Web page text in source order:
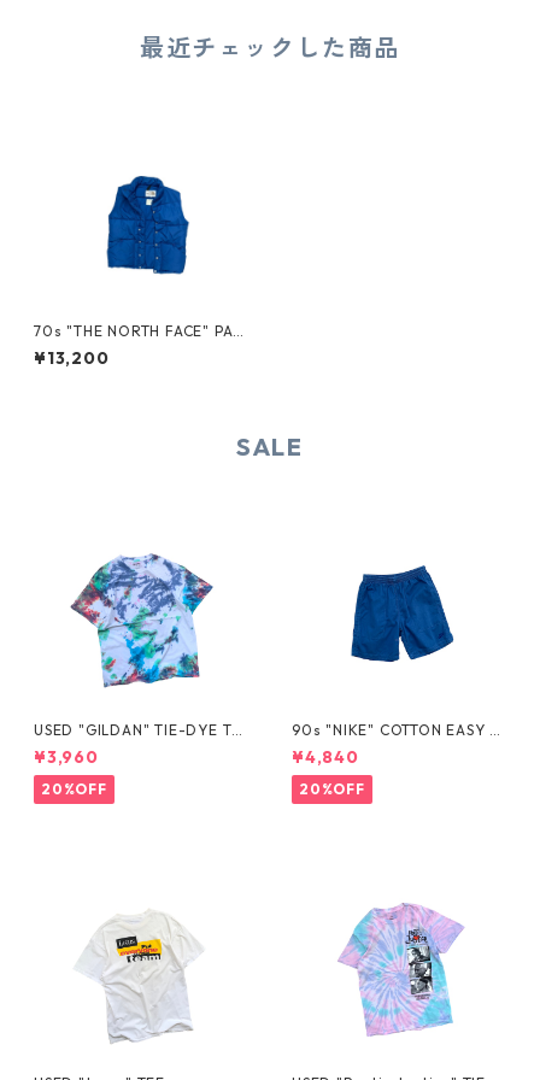
最近チェックした商品
70s "THE NORTH FACE" PAD
DED VEST
¥13,200
SALE
USED "GILDAN" TIE-DYE TE
E
¥3,960
20%OFF
90s "NIKE" COTTON EASY S
HORTS
¥4,840
20%OFF